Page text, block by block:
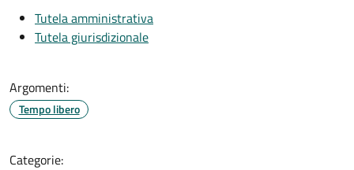
Tutela amministrativa
Tutela giurisdizionale
Argomenti:
Tempo libero
Categorie: